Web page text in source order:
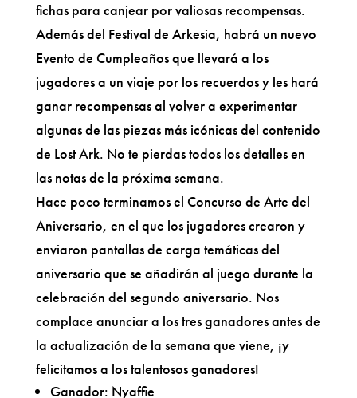
fichas para canjear por valiosas recompensas.
Además del Festival de Arkesia, habrá un nuevo
Evento de Cumpleaños que llevará a los
jugadores a un viaje por los recuerdos y les hará
ganar recompensas al volver a experimentar
algunas de las piezas más icónicas del contenido
de Lost Ark. No te pierdas todos los detalles en
las notas de la próxima semana.
Hace poco terminamos el Concurso de Arte del
Aniversario, en el que los jugadores crearon y
enviaron pantallas de carga temáticas del
aniversario que se añadirán al juego durante la
celebración del segundo aniversario. Nos
complace anunciar a los tres ganadores antes de
la actualización de la semana que viene, ¡y
felicitamos a los talentosos ganadores!
Ganador: Nyaffie